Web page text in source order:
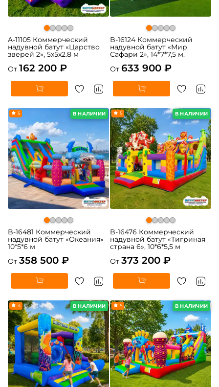
A-11105 Коммерческий
надувной батут «Царство
зверей 2», 5x5x2.8 м
От 162 200 ₽
B-16124 Коммерческий
надувной батут «Мир
Сафари 2», 14*7*7,5 м.
От 633 900 ₽
В НАЛИЧИИ
5
B-16481 Коммерческий
надувной батут «Океания»
10*5*6 м
От 358 500 ₽
В НАЛИЧИИ
5
B-16476 Коммерческий
надувной батут «Тигриная
страна 6», 10*6*5,5 м
От 373 200 ₽
В НАЛИЧИИ
4 В НАЛИЧИИ
5